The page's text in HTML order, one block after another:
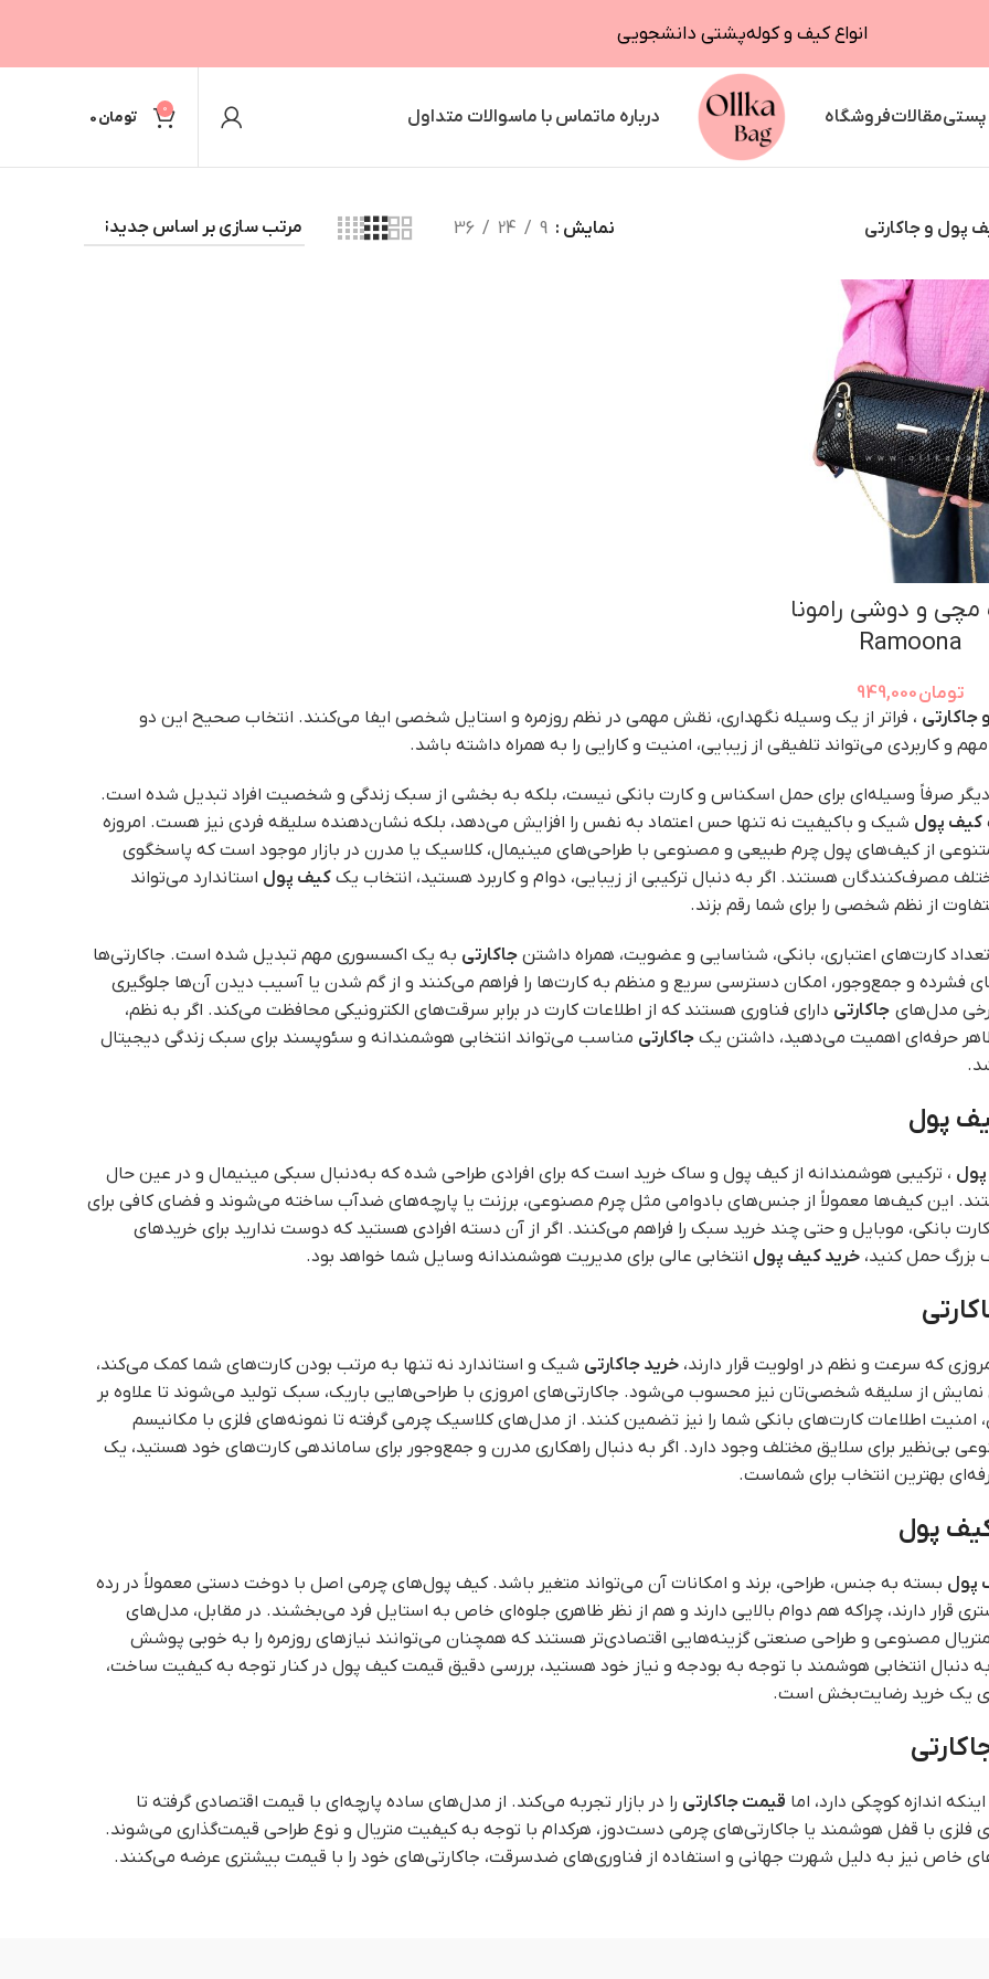
انواع کیف و کوله‌پشتی دانشجویی
پستیمقالاتفروشگاه درباره ماتماس با ماسوالات متداول 0 تومان
پول و جاکارتی نمایش 9
24
36
و دوشی رامونا
Ramoona
تومان
، فراتر از یک وسیله نگهداری، نقش مهمی در نظم روزمره و استایل شخصی ایفا می‌کنند. انتخاب صحیح این دو
و کاربردی می‌تواند تلفیقی از زیبایی، امنیت و کارایی را به همراه داشته باشد.
دیگر صرفاً وسیله‌ای برای حمل اسکناس و کارت بانکی نیست، بلکه به بخشی از سبک زندگی و شخصیت افراد تبدیل شده است.
کیف پول شیک و باکیفیت نه تنها حس اعتماد به نفس را افزایش می‌دهد، بلکه نشان‌دهنده سلیقه فردی نیز هست. امروزه
از کیف‌های پول چرم طبیعی و مصنوعی با طراحی‌های مینیمال، کلاسیک یا مدرن در بازار موجود است که پاسخگوی
مصرف‌کنندگان هستند. اگر به دنبال ترکیبی از زیبایی، دوام و کاربرد هستید، انتخاب یککیف پول استاندارد می‌تواند
از نظم شخصی را برای شما رقم بزند.
کارت‌های اعتباری، بانکی، شناسایی و عضویت، همراه داشتنجاکارتی به یک اکسسوری مهم تبدیل شده است. جاکارتی‌ها
فشرده و جمع‌وجور، امکان دسترسی سریع و منظم به کارت‌ها را فراهم می‌کنند و از گم شدن یا آسیب دیدن آن‌ها جلوگیری
مدل‌هایجاکارتی دارای فناوری هستند که از اطلاعات کارت در برابر سرقت‌های الکترونیکی محافظت می‌کند. اگر به نظم،
حرفه‌ای اهمیت می‌دهید، داشتن یکجاکارتی مناسب می‌تواند انتخابی هوشمندانه و سئوپسند برای سبک زندگی دیجیتال
پول
، ترکیبی هوشمندانه از کیف پول و ساک خرید است که برای افرادی طراحی شده که به‌دنبال سبکی مینیمال و در عین حال
این کیف‌ها معمولاً از جنس‌های بادوامی مثل چرم مصنوعی، برزنت یا پارچه‌های ضدآب ساخته می‌شوند و فضای کافی برای
بانکی، موبایل و حتی چند خرید سبک را فراهم می‌کنند. اگر از آن دسته افرادی هستید که دوست ندارید برای خریدهای
بزرگ حمل کنید،خرید کیف پول انتخابی عالی برای مدیریت هوشمندانه وسایل شما خواهد بود.
که سرعت و نظم در اولویت قرار دارند،خرید جاکارتی شیک و استاندارد نه تنها به مرتب بودن کارت‌های شما کمک می‌کند،
نمایش از سلیقه شخصی‌تان نیز محسوب می‌شود. جاکارتی‌های امروزی با طراحی‌هایی باریک، سبک تولید می‌شوند تا علاوه بر
امنیت اطلاعات کارت‌های بانکی شما را نیز تضمین کنند. از مدل‌های کلاسیک چرمی گرفته تا نمونه‌های فلزی با مکانیسم
بی‌نظیر برای سلایق مختلف وجود دارد. اگر به دنبال راهکاری مدرن و جمع‌وجور برای ساماندهی کارت‌های خود هستید، یک
بهترین انتخاب برای شماست.
پول
پول بسته به جنس، طراحی، برند و امکانات آن می‌تواند متغیر باشد. کیف پول‌های چرمی اصل با دوخت دستی معمولاً در رده
قرار دارند، چراکه هم دوام بالایی دارند و هم از نظر ظاهری جلوه‌ای خاص به استایل فرد می‌بخشند. در مقابل، مدل‌های
متریال مصنوعی و طراحی صنعتی گزینه‌هایی اقتصادی‌تر هستند که همچنان می‌توانند نیازهای روزمره را به خوبی پوشش
دنبال انتخابی هوشمند با توجه به بودجه و نیاز خود هستید، بررسی دقیق قیمت کیف پول در کنار توجه به کیفیت ساخت،
یک خرید رضایت‌بخش است.
اینکه اندازه کوچکی دارد، اما قیمت جاکارتی را در بازار تجربه می‌کند. از مدل‌های ساده پارچه‌ای با قیمت اقتصادی گرفته تا
فلزی با قفل هوشمند یا جاکارتی‌های چرمی دست‌دوز، هرکدام با توجه به کیفیت متریال و نوع طراحی قیمت‌گذاری می‌شوند.
خاص نیز به دلیل شهرت جهانی و استفاده از فناوری‌های ضدسرقت، جاکارتی‌های خود را با قیمت بیشتری عرضه می‌کنند.